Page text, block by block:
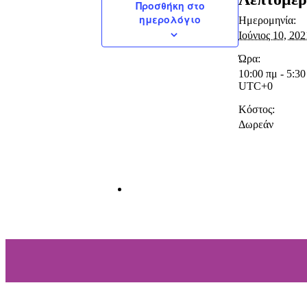
Προσθήκη στο
ημερολόγιο
Ημερομηνία:
Ιούνιος 10,
Ώρα:
10:00 πμ -
UTC+0
Κόστος:
Δωρεάν